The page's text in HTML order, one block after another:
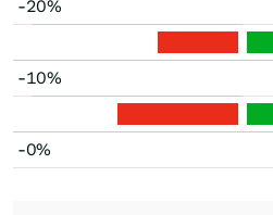
-20%
-10%
-0%